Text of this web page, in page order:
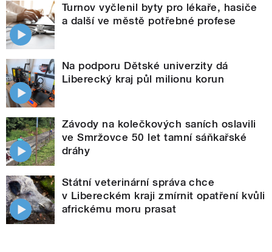
Turnov vyčlenil byty pro lékaře, hasiče
a další ve městě potřebné profese
Na podporu Dětské univerzity dá
Liberecký kraj půl milionu korun
Závody na kolečkových saních oslavili
ve Smržovce 50 let tamní sáňkařské
dráhy
Státní veterinární správa chce
v Libereckém kraji zmírnit opatření kvůli
africkému moru prasat